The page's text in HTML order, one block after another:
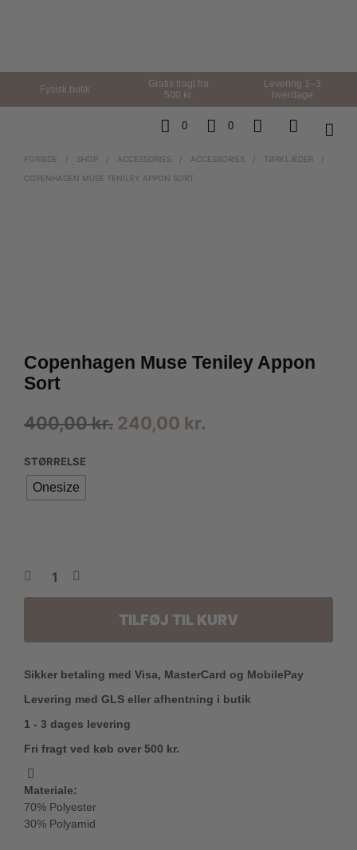
Fysisk butik
Gratis fragt fra
500 kr.
Levering 1–3
hverdage
0 0
FORSIDE / SHOP / ACCESSORIES / ACCESSORIES / TØRKLÆDER
/
COPENHAGEN MUSE TENILEY APPON SORT
Copenhagen Muse Teniley Appon
Sort
400,00kr. Den
240,00 kr.
STØRRELSE
Onesize
TILFØJ TIL KURV
Sikker betaling med Visa, MasterCard og MobilePay
Levering med GLS eller afhentning i butik
1 - 3 dages levering
Fri fragt ved køb over 500 kr.
Materiale:
70% Polyester
30% Polyamid